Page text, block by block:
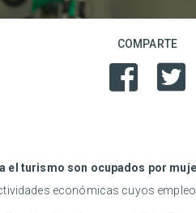
COMPARTE
el turismo son ocupados por
económicas cuyos